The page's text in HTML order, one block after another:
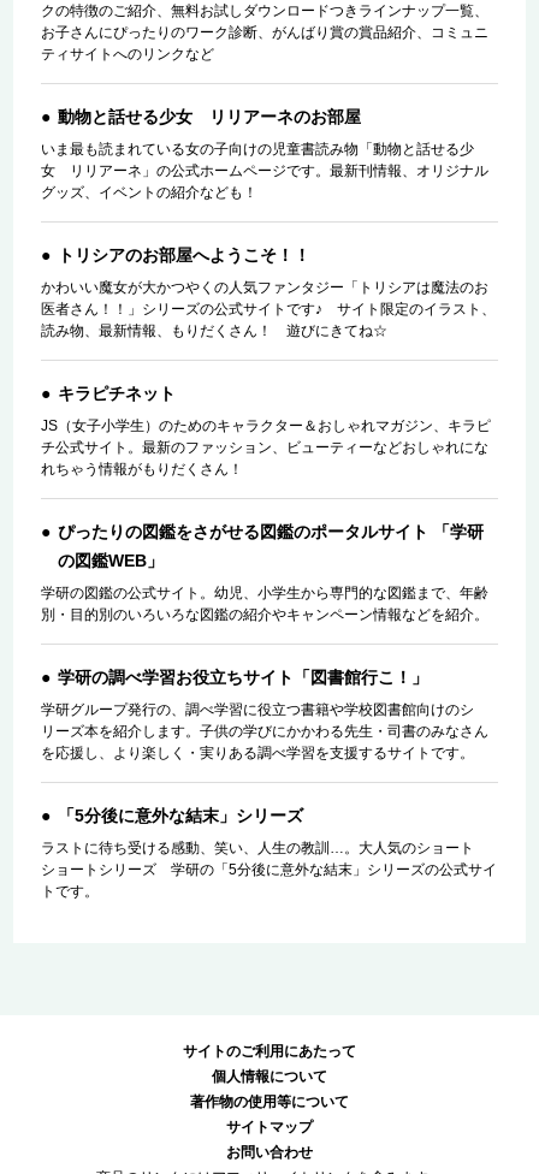
クの特徴のご紹介、無料お試しダウンロードつきラインナップ一覧、
お子さんにぴったりのワーク診断、がんばり賞の賞品紹介、コミュニ
ティサイトへのリンクなど
動物と話せる少女 リリアーネのお部屋
いま最も読まれている女の子向けの児童書読み物「動物と話せる少
女 リリアーネ」の公式ホームページです。最新刊情報、オリジナル
グッズ、イベントの紹介なども！
トリシアのお部屋へようこそ！！
かわいい魔女が大かつやくの人気ファンタジー「トリシアは魔法のお
医者さん！！」シリーズの公式サイトです♪ サイト限定のイラスト、
読み物、最新情報、もりだくさん！ 遊びにきてね☆
キラピチネット
JS（女子小学生）のためのキャラクター＆おしゃれマガジン、キラピ
チ公式サイト。最新のファッション、ビューティーなどおしゃれにな
れちゃう情報がもりだくさん！
ぴったりの図鑑をさがせる図鑑のポータルサイト 「学研
の図鑑WEB」
学研の図鑑の公式サイト。幼児、小学生から専門的な図鑑まで、年齢
別・目的別のいろいろな図鑑の紹介やキャンペーン情報などを紹介。
学研の調べ学習お役立ちサイト「図書館行こ！」
学研グループ発行の、調べ学習に役立つ書籍や学校図書館向けのシ
リーズ本を紹介します。子供の学びにかかわる先生・司書のみなさん
を応援し、より楽しく・実りある調べ学習を支援するサイトです。
「5分後に意外な結末」シリーズ
ラストに待ち受ける感動、笑い、人生の教訓…。大人気のショート
ショートシリーズ 学研の「5分後に意外な結末」シリーズの公式サイ
トです。
サイトのご利用にあたって
個人情報について
著作物の使用等について
サイトマップ
お問い合わせ